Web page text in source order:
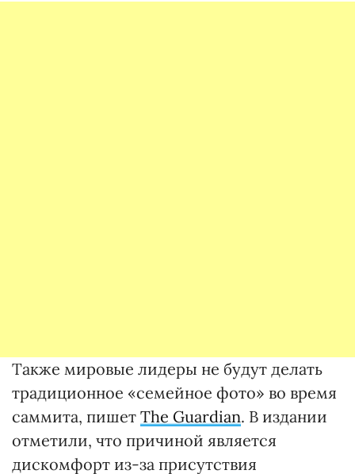
Также мировые лидеры не будут делать
традиционное «семейное фото» во время
саммита, пишет The Guardian. В издании
отметили, что причиной является
дискомфорт из-за присутствия